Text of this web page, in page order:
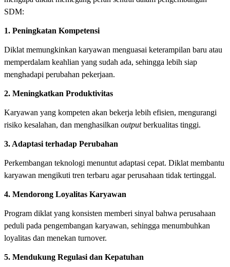
SDM:
1. Peningkatan Kompetensi
Diklat memungkinkan karyawan menguasai keterampilan baru atau
memperdalam keahlian yang sudah ada, sehingga lebih siap
menghadapi perubahan pekerjaan.
2. Meningkatkan Produktivitas
Karyawan yang kompeten akan bekerja lebih efisien, mengurangi
risiko kesalahan, dan menghasilkan outputberkualitas tinggi.
3. Adaptasi terhadap Perubahan
Perkembangan teknologi menuntut adaptasi cepat. Diklat membantu
karyawan mengikuti tren terbaru agar perusahaan tidak tertinggal.
4. Mendorong Loyalitas Karyawan
Program diklat yang konsisten memberi sinyal bahwa perusahaan
peduli pada pengembangan karyawan, sehingga menumbuhkan
loyalitas dan menekan turnover.
5. Mendukung Regulasi dan Kepatuhan